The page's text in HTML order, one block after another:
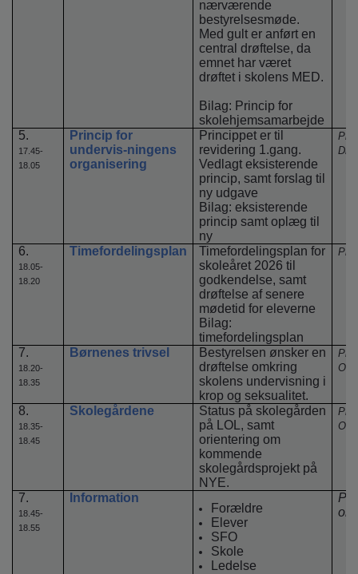
nærværende
bestyrelsesmøde.
Med gult er anført en
central drøftelse, da
emnet har været
drøftet i skolens MED.
Bilag: Princip for
skolehjemsamarbejde
5.
17.45-
18.05
Princip for
undervis-ningens
organisering
Princippet er til
revidering 1.gang.
Vedlagt eksisterende
princip, samt forslag til
ny udgave
Bilag: eksisterende
princip samt oplæg til
ny
6.
18.05-
18.20
Timefordelingsplan
Timefordelingsplan for
skoleåret 2026 til
godkendelse, samt
drøftelse af senere
mødetid for eleverne
Bilag:
timefordelingsplan
7.
18.20-
18.35
Børnenes trivsel
Bestyrelsen ønsker en
drøftelse omkring
skolens undervisning i
krop og seksualitet.
8.
18.35-
18.45
Skolegårdene
Status på skolegården
på LOL, samt
orientering om
kommende
skolegårdsprojekt på
NYE.
7.
18.45-
18.55
Information
Forældre
Elever
SFO
Skole
Ledelse